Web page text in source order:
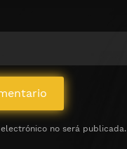
no será publicada.